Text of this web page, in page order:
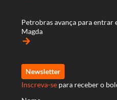
Petrobras avança para
Magda
arrow_forward
Newsletter
Inscreva-se para receber o